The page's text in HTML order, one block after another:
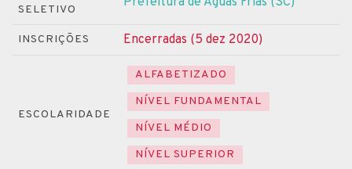
SELETIVO
INSCRIÇÕES Encerradas (5 dez 2020)
ESCOLARIDADE
ALFABETIZADO
NÍVEL FUNDAMENTAL
NÍVEL MÉDIO
NÍVEL SUPERIOR